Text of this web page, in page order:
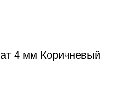
4 мм Коричневый